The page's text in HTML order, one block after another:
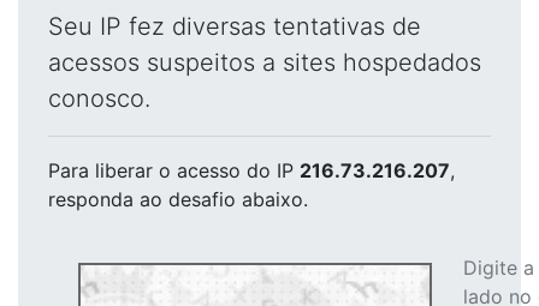
Seu IP fez diversas tentativas de
acessos suspeitos a sites hospedados
conosco.
Para liberar o acesso do IP 216.73.216.207,
responda ao desafio abaixo.
Digite
lado no